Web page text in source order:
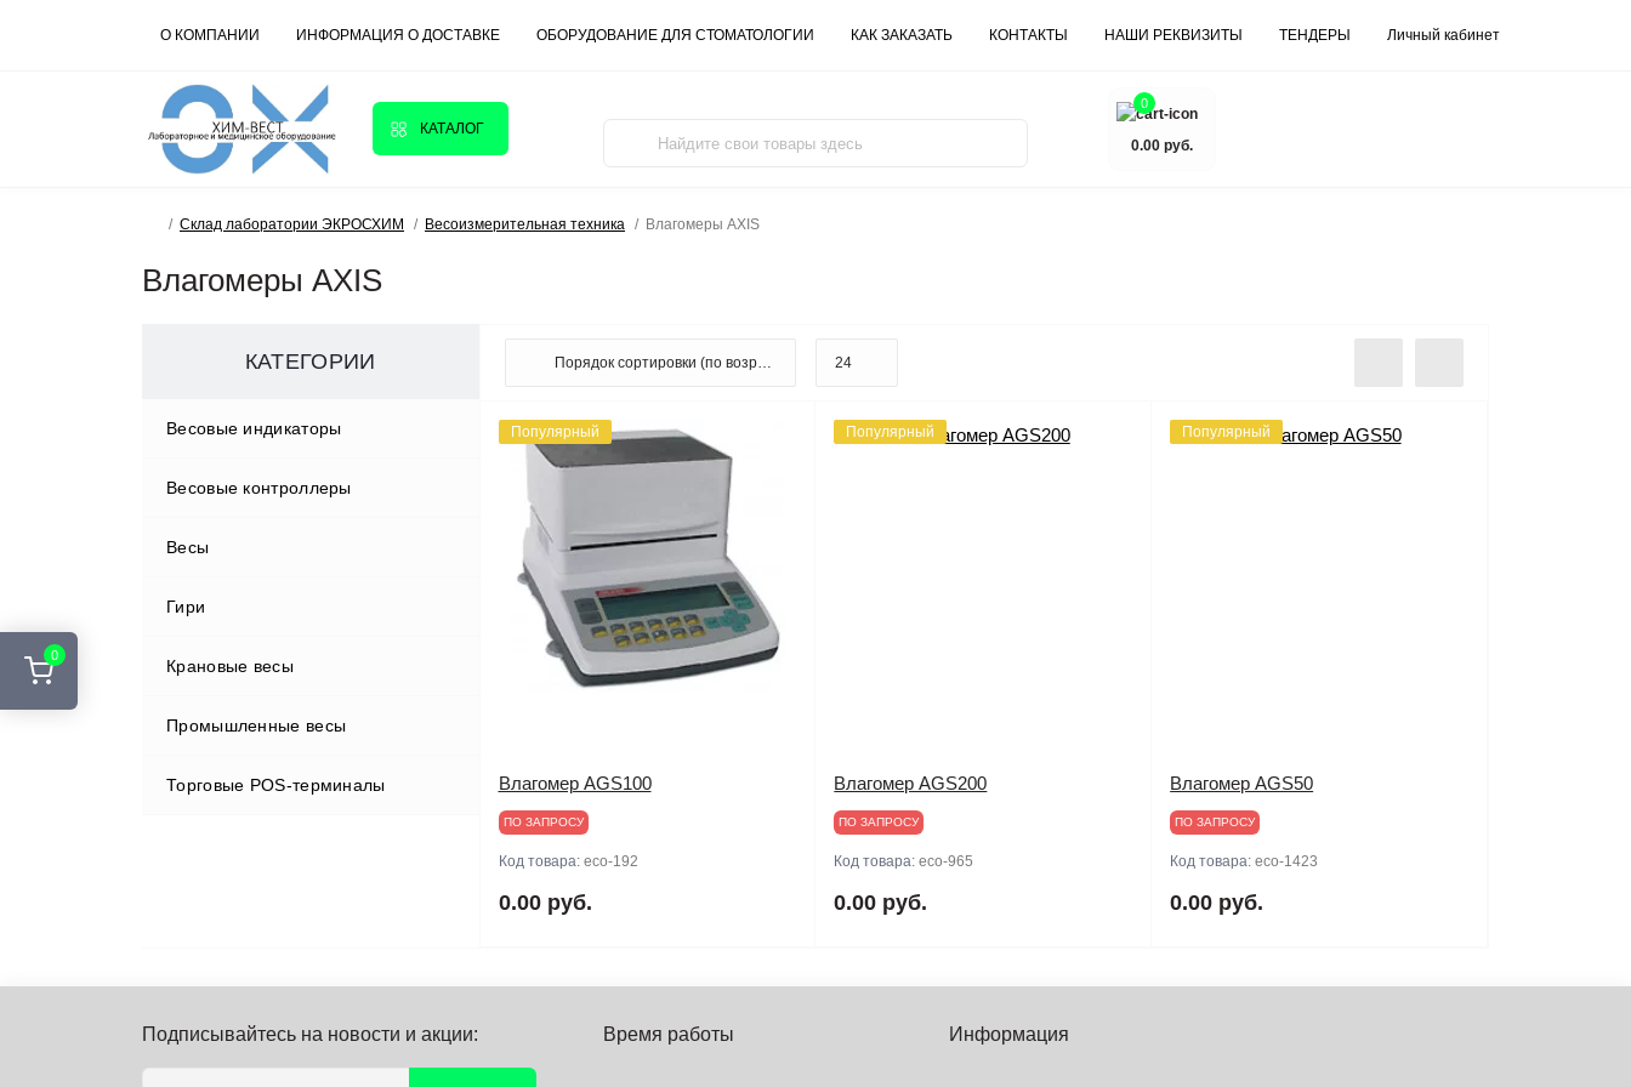
0
О КОМПАНИИ ИНФОРМАЦИЯ О ДОСТАВКЕ ОБОРУДОВАНИЕ ДЛЯ СТОМАТОЛОГИИ КАК ЗАКАЗАТЬ КОНТАКТЫ НАШИ РЕКВИЗИТЫ ТЕНДЕРЫ Личный кабинет
КАТАЛОГ
0
0.00 руб.
Склад лаборатории ЭКРОСХИМ Весоизмерительная техника Влагомеры AXIS
Влагомеры AXIS
КАТЕГОРИИ
Весовые индикаторы
Весовые контроллеры
Весы
Гири
Крановые весы
Промышленные весы
Торговые POS-терминалы
Популярный
Влагомер AGS100
ПО ЗАПРОСУ
Код товара: eco-192
0.00 руб.
Популярный
Влагомер AGS200
ПО ЗАПРОСУ
Код товара:eco-965
0.00 руб.
Популярный
Влагомер AGS50
ПО ЗАПРОСУ
Код товара:eco-1423
0.00 руб.
Подписывайтесь на новости и акции: Время работы Информация